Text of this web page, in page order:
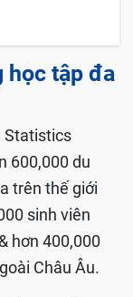
học tập đa
Statistics
600,000 du
trên thế giới
sinh viên
hơn 400,000
Châu Âu.